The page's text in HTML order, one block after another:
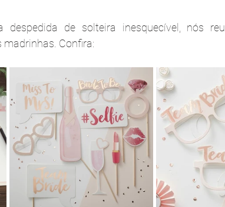
de solteira inesquecível, nós
madrinhas. Confira: